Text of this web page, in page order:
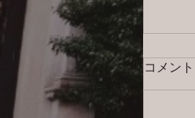
コメント